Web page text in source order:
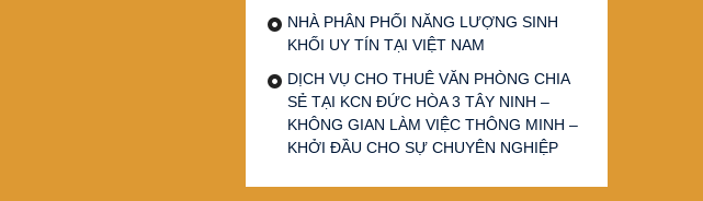
NHÀ PHÂN PHỐI NĂNG LƯỢNG SINH
KHỐI UY TÍN TẠI VIỆT NAM
DỊCH VỤ CHO THUÊ VĂN PHÒNG CHIA
SẺ TẠI KCN ĐỨC HÒA 3 TÂY NINH –
KHÔNG GIAN LÀM VIỆC THÔNG MINH –
KHỞI ĐẦU CHO SỰ CHUYÊN NGHIỆP